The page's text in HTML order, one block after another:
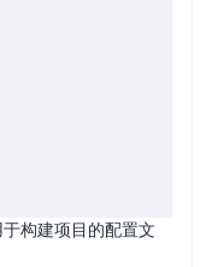
于构建项目的配置文